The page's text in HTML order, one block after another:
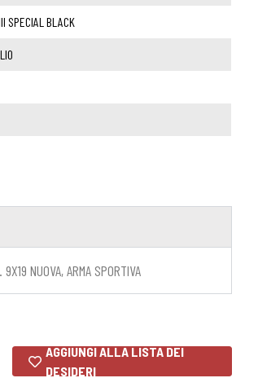
SPECIAL BLACK
NUOVA, ARMA SPORTIVA
AGGIUNGI ALLA LISTA DEI
DESIDERI